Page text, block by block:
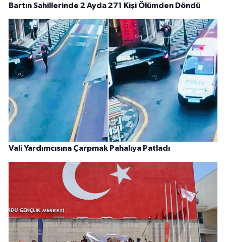
Bartın Sahillerinde 2 Ayda 271 Kişi Ölümden Döndü
Vali Yardımcısına Çarpmak Pahalıya Patladı